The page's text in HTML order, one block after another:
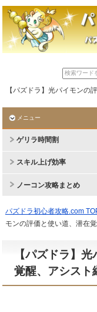
【パズドラ】光パイモンの
メニュー
ゲリラ時間割
スキル上げ効率
ノーコン攻略まとめ
パズドラ初心者攻略.com
モンの評価と使い道、潜在
【パズドラ】光
覚醒、アシスト